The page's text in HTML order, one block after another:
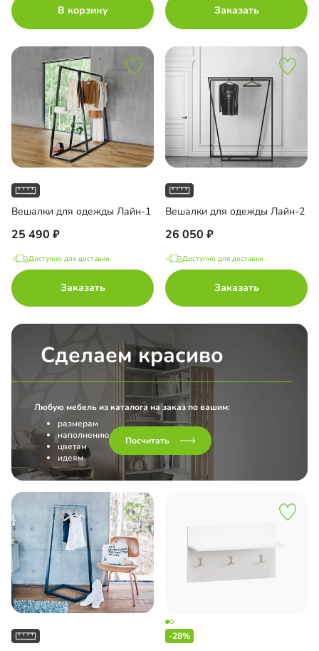
В корзину Заказать
Вешалки для одежды Лайн-1
25 490
Доступно для доставки
Заказать
Вешалки для одежды Лайн-2
26 050
Доступно для доставки
Заказать
Сделаем красиво
Любую мебель из каталога на заказ по вашим:
размерам
наполнению
цветам
идеям
Посчитать
-28%